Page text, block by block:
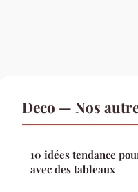
Deco — Nos
10 idées tendance
avec des tableaux